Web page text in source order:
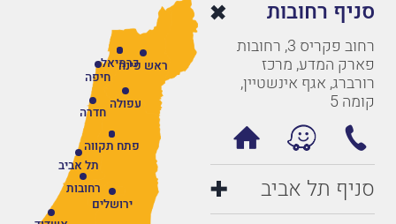
סניף רחובות
רחוב פקריס 3, רחובות
פארק המדע, מרכז
רורברג, אגף אינשטיין,
קומה 5
סניף תל אביב
רחובות
תל אביב
חיפה
פתח תקווה
חדרה
ראש פינהכרמיאל